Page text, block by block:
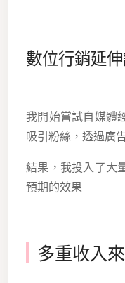
數位行銷延
我開始嘗試自媒體
吸引粉絲，透過廣
結果，我投入了大
預期的效果
多重收入